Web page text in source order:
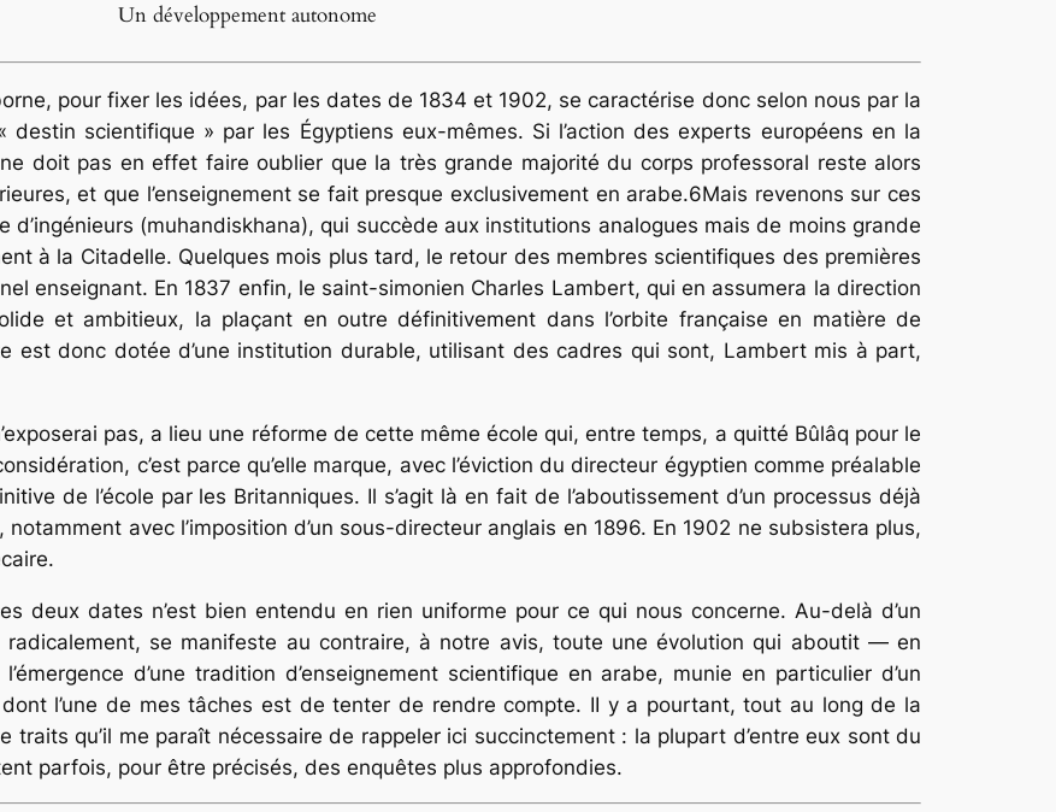
Un développement autonome
pour fixer les idées, par les dates de 1834 et 1902, se caractérise donc selon nous par la
scientifique » par les Égyptiens eux-mêmes. Si l’action des experts européens en la
doit pas en effet faire oublier que la très grande majorité du corps professoral reste alors
et que l’enseignement se fait presque exclusivement en arabe.6Mais revenons sur ces
d’ingénieurs (muhandiskhana), qui succède aux institutions analogues mais de moins grande
à la Citadelle. Quelques mois plus tard, le retour des membres scientifiques des premières
enseignant. En 1837 enfin, le saint-simonien Charles Lambert, qui en assumera la direction
et ambitieux, la plaçant en outre définitivement dans l’orbite française en matière de
est donc dotée d’une institution durable, utilisant des cadres qui sont, Lambert mis à part,
pas, a lieu une réforme de cette même école qui, entre temps, a quitté Bûlâq pour le
c’est parce qu’elle marque, avec l’éviction du directeur égyptien comme préalable
de l’école par les Britanniques. Il s’agit là en fait de l’aboutissement d’un processus déjà
avec l’imposition d’un sous-directeur anglais en 1896. En 1902 ne subsistera plus,
deux dates n’est bien entendu en rien uniforme pour ce qui nous concerne. Au-delà d’un
radicalement, se manifeste au contraire, à notre avis, toute une évolution qui aboutit — en
d’une tradition d’enseignement scientifique en arabe, munie en particulier d’un
l’une de mes tâches est de tenter de rendre compte. II y a pourtant, tout au long de la
traits qu’il me paraît nécessaire de rappeler ici succinctement : la plupart d’entre eux sont du
parfois, pour être précisés, des enquêtes plus approfondies.